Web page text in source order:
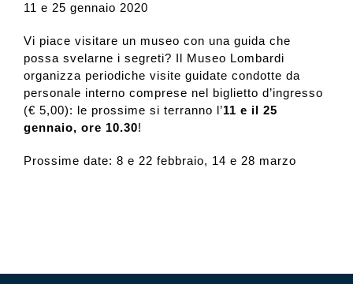
Pubblicazioni
Collezione
Contatti e biglietti
Accessibilità
Cerca
11 e 25 gennaio 2020
Vi piace visitare un museo con una guida che
possa svelarne i segreti? Il Museo Lombardi
organizza periodiche visite guidate condotte da
personale interno comprese nel biglietto d’ingresso
(€ 5,00): le prossime si terranno l’11 e il 25
gennaio, ore 10.30!
Prossime date: 8 e 22 febbraio, 14 e 28 marzo